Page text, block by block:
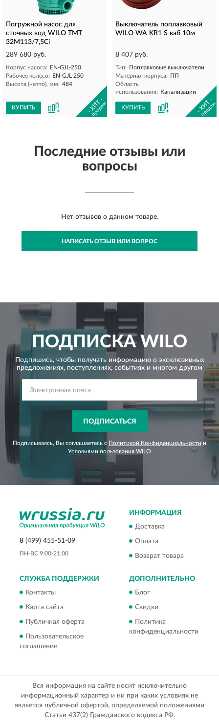
Погружной насос для
сточных вод WILO TMT
32M113/7,5Ci
289 680 руб.
Корпус насоса: EN-GJL-250
Рабочее колесо: EN-GJL-250
Высота (нетто), мм: 484
КУПИТЬ - ХИТ -
продаж
Выключатель поплавковый
WILO WA KR1 S каб 10м
8 407 руб.
Тип: Поплавковые выключатели
Материал корпуса: ПП
Область
использования: Канализации
КУПИТЬ - ХИТ -
продаж
Последние отзывы или
вопросы
Нет отзывов о данном товаре.
НАПИСАТЬ ОТЗЫВ ИЛИ ВОПРОС
ПОДПИСКАWILO
Подпишись, чтобы получать информацию о эксклюзивных
предложениях, поступлениях, событиях и многом другом
ПОДПИСАТЬСЯ
Подписываясь, Вы соглашаетесь с Политикой Конфиденциальности и
Условиями пользования WILO
8 (499) 455-51-09
ПН-ВС 9:00-21:00
ИНФОРМАЦИЯ
Доставка
Оплата
Возврат товара
СЛУЖБА ПОДДЕРЖКИ
Контакты
Карта сайта
Публичная оферта
Пользовательское
соглашение
ДОПОЛНИТЕЛЬНО
Блог
Скидки
Политика
конфиденциальности
Вся информация на сайте носит исключительно
информационный характер и ни при каких условиях не
является публичной офертой, определяемой положениями
Статьи 437(2) Гражданского кодекса РФ.